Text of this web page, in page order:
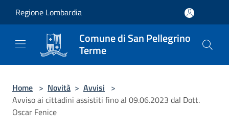
Regione Lombardia
Comune di San Pellegrino
Terme
Home > Novità > Avvisi >
Avviso ai cittadini assistiti fino al 09.06.2023 dal Dott.
Oscar Fenice